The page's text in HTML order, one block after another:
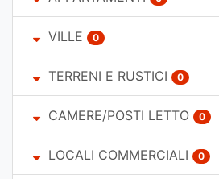
VILLE 0
TERRENI E RUSTICI 0
CAMERE/POSTI LETTO 0
LOCALI COMMERCIALI 0